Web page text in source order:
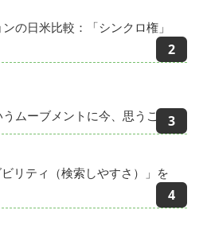
の日米比較：「シンクロ権」
うムーブメントに今、思うこと
リティ（検索しやすさ）」を